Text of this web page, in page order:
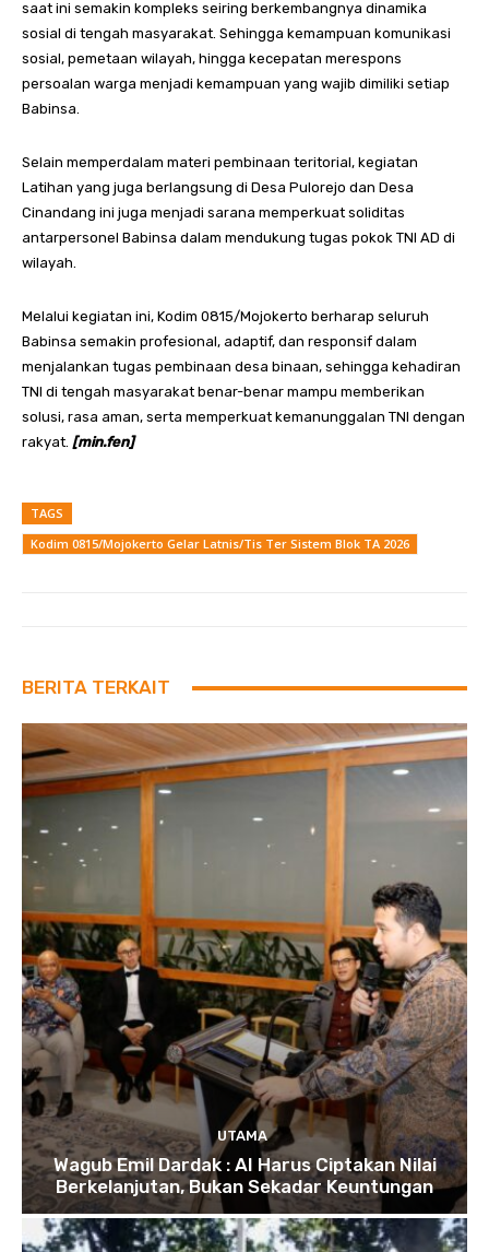
saat ini semakin kompleks seiring berkembangnya dinamika
sosial di tengah masyarakat. Sehingga kemampuan komunikasi
sosial, pemetaan wilayah, hingga kecepatan merespons
persoalan warga menjadi kemampuan yang wajib dimiliki setiap
Babinsa.
Selain memperdalam materi pembinaan teritorial, kegiatan
Latihan yang juga berlangsung di Desa Pulorejo dan Desa
Cinandang ini juga menjadi sarana memperkuat soliditas
antarpersonel Babinsa dalam mendukung tugas pokok TNI AD di
wilayah.
Melalui kegiatan ini, Kodim 0815/Mojokerto berharap seluruh
Babinsa semakin profesional, adaptif, dan responsif dalam
menjalankan tugas pembinaan desa binaan, sehingga kehadiran
TNI di tengah masyarakat benar-benar mampu memberikan
solusi, rasa aman, serta memperkuat kemanunggalan TNI dengan
rakyat. [min.fen]
TAGS
Kodim 0815/Mojokerto Gelar Latnis/Tis Ter Sistem Blok TA 2026
BERITA TERKAIT
UTAMA
Wagub Emil Dardak : AI Harus Ciptakan Nilai
Berkelanjutan, Bukan Sekadar Keuntungan